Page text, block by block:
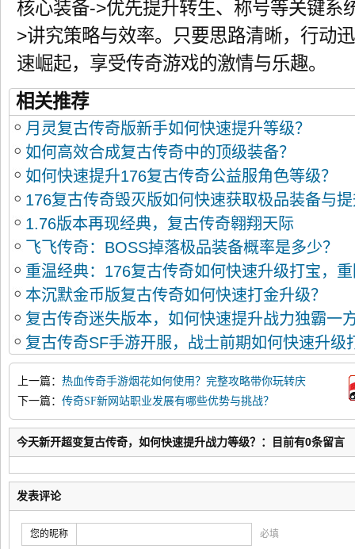
核心装备->优先提升转生、称号等关键系
>讲究策略与效率。只要思路清晰，行动
速崛起，享受传奇游戏的激情与乐趣。
相关推荐
月灵复古传奇版新手如何快速提升等级？
如何高效合成复古传奇中的顶级装备？
如何快速提升176复古传奇公益服角色等级？
176复古传奇毁灭版如何快速获取极品装备与
1.76版本再现经典，复古传奇翱翔天际
飞飞传奇：BOSS掉落极品装备概率是多少？
重温经典：176复古传奇如何快速升级打宝，
本沉默金币版复古传奇如何快速打金升级？
复古传奇迷失版本，如何快速提升战力独霸一
复古传奇SF手游开服，战士前期如何快速升级
上一篇： 热血传奇手游烟花如何使用？完整攻略带你玩转庆
典活动
下一篇： 传奇SF新网站职业发展有哪些优势与挑战？
今天新开超变复古传奇，如何快速提升战力等级？：目前有0条留言
发表评论
您的昵称 必填